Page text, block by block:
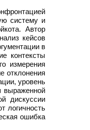
систему и
Автор
кейсов
в
контексты
измерения
отклонения
уровень
выраженной
дискуссии
логичность
ошибка